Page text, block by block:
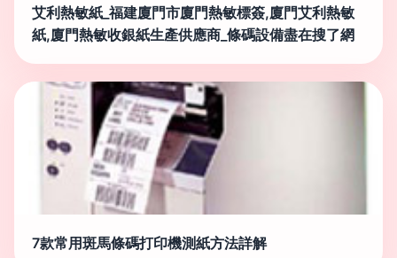
艾利熱敏紙_福建廈門市廈門熱敏標簽,廈門艾利熱敏
紙,廈門熱敏收銀紙生產供應商_條碼設備盡在搜了網
7款常用斑馬條碼打印機測紙方法詳解